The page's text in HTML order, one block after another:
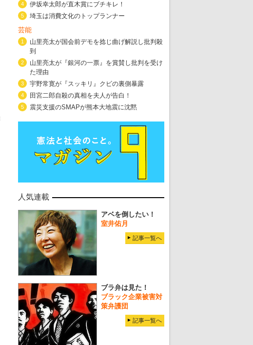
4 伊坂幸太郎が直木賞にブチキレ！
5 埼玉は消費文化のトップランナー
芸能
1
山里亮太が国会前デモを捻じ曲げ解説し批判殺
到
2
山里亮太が『銀河の一票』を賞賛し批判を受け
た理由
3 宇野常寛が『スッキリ』クビの裏側暴露
4 田宮二郎自殺の真相を夫人が告白！
5 震災支援のSMAPが熊本大地震に沈黙
人気連載
アベを倒したい！
室井佑月
記事一覧へ
ブラ弁は見た！
ブラック企業被害対
策弁護団
記事一覧へ